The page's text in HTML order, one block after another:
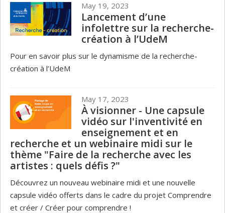
May 19, 2023
Lancement d’une
infolettre sur la recherche-
création à l’UdeM
Pour en savoir plus sur le dynamisme de la recherche-
création à l’UdeM
May 17, 2023
À visionner - Une capsule
vidéo sur l'inventivité en
enseignement et en
recherche et un webinaire midi sur le
thème "Faire de la recherche avec les
artistes : quels défis ?"
Découvrez un nouveau webinaire midi et une nouvelle
capsule vidéo offerts dans le cadre du projet Comprendre
et créer / Créer pour comprendre !